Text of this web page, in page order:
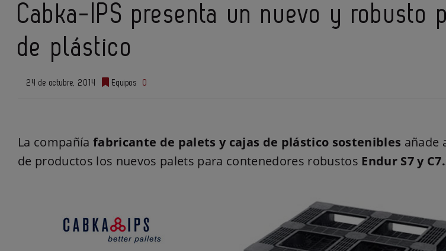
Cabka-IPS presenta un nuevo y robusto
de plástico
24 de octubre, 2014 Equipos 0
La compañía fabricante de palets y cajas de plástico sostenibles añade
de productos los nuevos palets para contenedores robustos Endur S7 y